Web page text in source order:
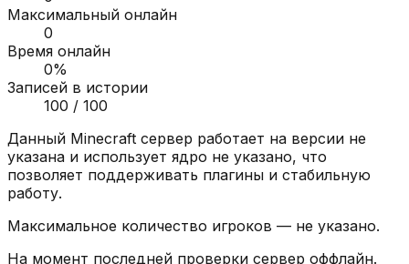
Максимальный онлайн
0
Время онлайн
0%
Записей в истории
100 / 100
Данный Minecraft сервер работает на версии не
указана и использует ядро не указано, что
позволяет поддерживать плагины и стабильную
работу.
Максимальное количество игроков — не указано.
На момент последней проверки сервер оффлайн.